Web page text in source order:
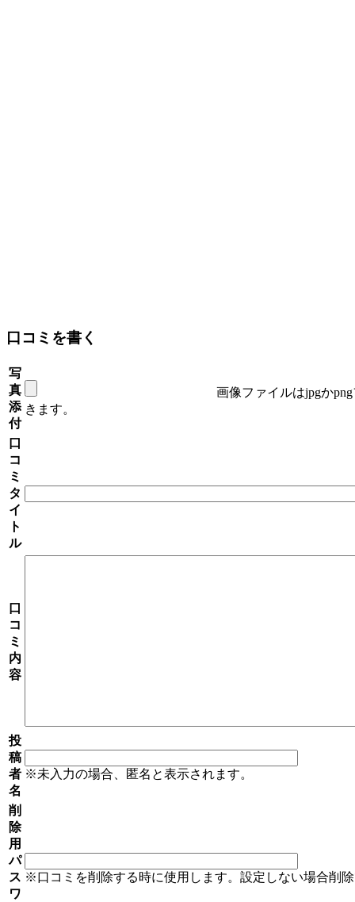
口コミを書く
写
真
添
付
画像ファイルはjpgか
きます。
口
コ
ミ
タ
イ
ト
ル
口
コ
ミ
内
容
投
稿
者
名
※未入力の場合、匿名と表示されます。
削
除
用
パ
ス
ワ
※口コミを削除する時に使用します。設定しない場合削